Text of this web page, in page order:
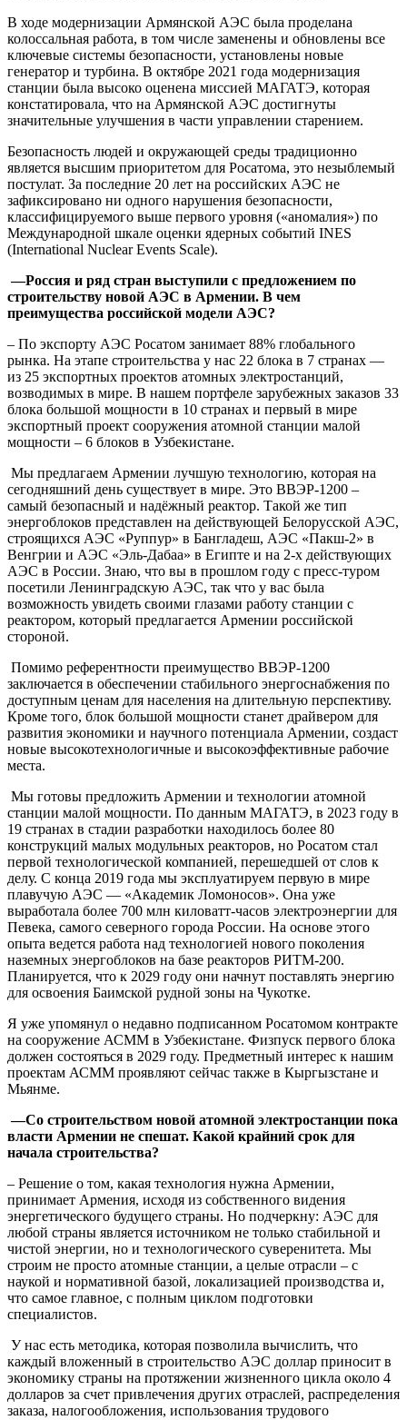
В ходе модернизации Армянской АЭС была проделана
колоссальная работа, в том числе заменены и обновлены все
ключевые системы безопасности, установлены новые
генератор и турбина. В октябре 2021 года модернизация
станции была высоко оценена миссией МАГАТЭ, которая
констатировала, что на Армянской АЭС достигнуты
значительные улучшения в части управлении старением.
Безопасность людей и окружающей среды традиционно
является высшим приоритетом для Росатома, это незыблемый
постулат. За последние 20 лет на российских АЭС не
зафиксировано ни одного нарушения безопасности,
классифицируемого выше первого уровня («аномалия») по
Международной шкале оценки ядерных событий INES
(International Nuclear Events Scale).
—Россия и ряд стран выступили с предложением по
строительству новой АЭС в Армении. В чем
преимущества российской модели АЭС?
– По экспорту АЭС Росатом занимает 88% глобального
рынка. На этапе строительства у нас 22 блока в 7 странах —
из 25 экспортных проектов атомных электростанций,
возводимых в мире. В нашем портфеле зарубежных заказов 33
блока большой мощности в 10 странах и первый в мире
экспортный проект сооружения атомной станции малой
мощности – 6 блоков в Узбекистане.
Мы предлагаем Армении лучшую технологию, которая на
сегодняшний день существует в мире. Это ВВЭР-1200 –
самый безопасный и надёжный реактор. Такой же тип
энергоблоков представлен на действующей Белорусской АЭС,
строящихся АЭС «Руппур» в Бангладеш, АЭС «Пакш-2» в
Венгрии и АЭС «Эль-Дабаа» в Египте и на 2-х действующих
АЭС в России. Знаю, что вы в прошлом году с пресс-туром
посетили Ленинградскую АЭС, так что у вас была
возможность увидеть своими глазами работу станции с
реактором, который предлагается Армении российской
стороной.
Помимо референтности преимущество ВВЭР-1200
заключается в обеспечении стабильного энергоснабжения по
доступным ценам для населения на длительную перспективу.
Кроме того, блок большой мощности станет драйвером для
развития экономики и научного потенциала Армении, создаст
новые высокотехнологичные и высокоэффективные рабочие
места.
Мы готовы предложить Армении и технологии атомной
станции малой мощности. По данным МАГАТЭ, в 2023 году в
19 странах в стадии разработки находилось более 80
конструкций малых модульных реакторов, но Росатом стал
первой технологической компанией, перешедшей от слов к
делу. С конца 2019 года мы эксплуатируем первую в мире
плавучую АЭС — «Академик Ломоносов». Она уже
выработала более 700 млн киловатт-часов электроэнергии для
Певека, самого северного города России. На основе этого
опыта ведется работа над технологией нового поколения
наземных энергоблоков на базе реакторов РИТМ-200.
Планируется, что к 2029 году они начнут поставлять энергию
для освоения Баимской рудной зоны на Чукотке.
Я уже упомянул о недавно подписанном Росатомом контракте
на сооружение АСММ в Узбекистане. Физпуск первого блока
должен состояться в 2029 году. Предметный интерес к нашим
проектам АСММ проявляют сейчас также в Кыргызстане и
Мьянме.
—Со строительством новой атомной электростанции пока
власти Армении не спешат. Какой крайний срок для
начала строительства?
– Решение о том, какая технология нужна Армении,
принимает Армения, исходя из собственного видения
энергетического будущего страны. Но подчеркну: АЭС для
любой страны является источником не только стабильной и
чистой энергии, но и технологического суверенитета. Мы
строим не просто атомные станции, а целые отрасли – с
наукой и нормативной базой, локализацией производства и,
что самое главное, с полным циклом подготовки
специалистов.
У нас есть методика, которая позволила вычислить, что
каждый вложенный в строительство АЭС доллар приносит в
экономику страны на протяжении жизненного цикла около 4
долларов за счет привлечения других отраслей, распределения
заказа, налогообложения, использования трудового